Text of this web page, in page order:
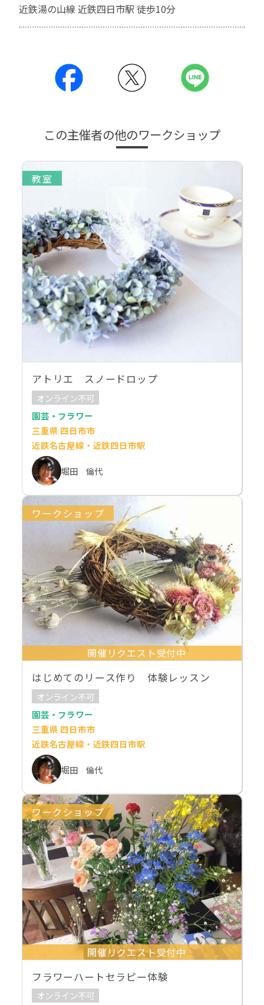
近鉄湯の山線 近鉄四日市駅 徒歩10分
この主催者の他のワークショップ
教室
アトリエ スノードロップ
オンライン不可
園芸・フラワー
三重県 四日市市
近鉄名古屋線・近鉄四日市駅
堀田 倫代
ワークショップ
開催リクエスト受付中
はじめてのリース作り 体験レッスン
オンライン不可
園芸・フラワー
三重県 四日市市
近鉄名古屋線・近鉄四日市駅
堀田 倫代
ワークショップ
開催リクエスト受付中
フラワーハートセラピー体験
オンライン不可